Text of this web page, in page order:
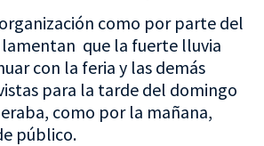
como por parte del
que la fuerte lluvia
con la feria y las demás
para la tarde del domingo
como por la mañana,
público.